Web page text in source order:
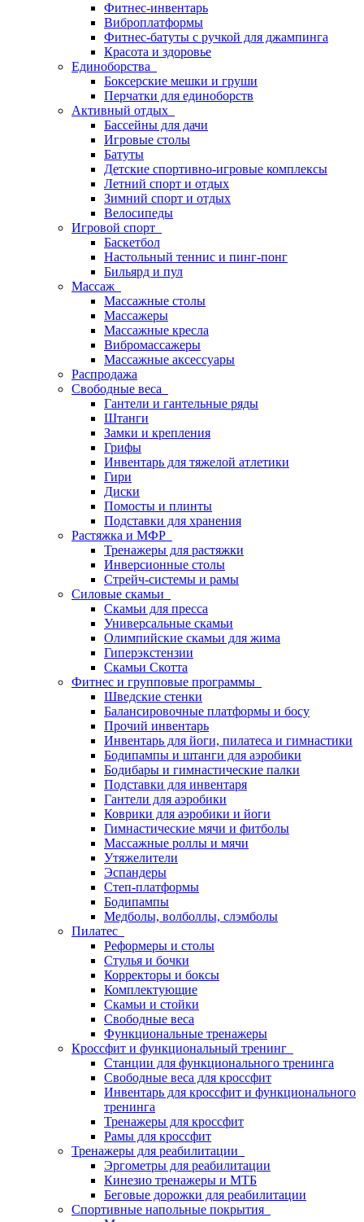
Фитнес-инвентарь
Виброплатформы
Фитнес-батуты с ручкой для джампинга
Красота и здоровье
Единоборства
Боксерские мешки и груши
Перчатки для единоборств
Активный отдых
Бассейны для дачи
Игровые столы
Батуты
Детские спортивно-игровые комплексы
Летний спорт и отдых
Зимний спорт и отдых
Велосипеды
Игровой спорт
Баскетбол
Настольный теннис и пинг-понг
Бильярд и пул
Массаж
Массажные столы
Массажеры
Массажные кресла
Вибромассажеры
Массажные аксессуары
Распродажа
Свободные веса
Гантели и гантельные ряды
Штанги
Замки и крепления
Грифы
Инвентарь для тяжелой атлетики
Гири
Диски
Помосты и плинты
Подставки для хранения
Растяжка и МФР
Тренажеры для растяжки
Инверсионные столы
Стрейч-системы и рамы
Силовые скамьи
Скамьи для пресса
Универсальные скамьи
Олимпийские скамьи для жима
Гиперэкстензии
Скамьи Скотта
Фитнес и групповые программы
Шведские стенки
Балансировочные платформы и босу
Прочий инвентарь
Инвентарь для йоги, пилатеса и гимнастики
Бодипампы и штанги для аэробики
Бодибары и гимнастические палки
Подставки для инвентаря
Гантели для аэробики
Коврики для аэробики и йоги
Гимнастические мячи и фитболы
Массажные роллы и мячи
Утяжелители
Эспандеры
Степ-платформы
Бодипампы
Медболы, волболлы, слэмболы
Пилатес
Реформеры и столы
Стулья и бочки
Корректоры и боксы
Комплектующие
Скамьи и стойки
Свободные веса
Функциональные тренажеры
Кроссфит и функциональный тренинг
Станции для функционального тренинга
Свободные веса для кроссфит
Инвентарь для кроссфит и функционального
тренинга
Тренажеры для кроссфит
Рамы для кроссфит
Тренажеры для реабилитации
Эргометры для реабилитации
Кинезио тренажеры и МТБ
Беговые дорожки для реабилитации
Спортивные напольные покрытия